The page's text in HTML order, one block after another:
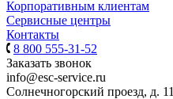
Корпоративным клиентам
Сервисные центры
Контакты
8 800 555-31-52
Заказать звонок
info@esc-service.ru
Солнечногорский проезд, д. 11